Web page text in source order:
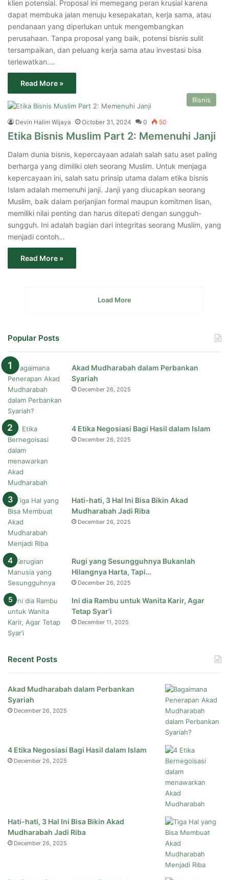
klien potensial. Proposal ini memegang peran krusial karena
dapat membuka jalan menuju kesepakatan, kerja sama, atau
pendanaan yang diperlukan untuk mengembangkan
perusahaan. Tanpa proposal yang baik, potensi bisnis sulit
tersampaikan, dan peluang kerja sama atau investasi bisa
terlewatkan.…
Read More »
Bisnis
Devin Halim Wijaya October 31, 2024 0 50
Etika Bisnis Muslim Part 2: Memenuhi Janji
Dalam dunia bisnis, kepercayaan adalah salah satu aset paling
berharga yang dimiliki oleh seorang Muslim. Untuk menjaga
kepercayaan ini, salah satu prinsip utama dalam etika bisnis
Islam adalah memenuhi janji. Janji yang diucapkan seorang
Muslim, baik dalam perjanjian formal maupun komitmen lisan,
memiliki nilai penting dan harus ditepati dengan sungguh-
sungguh. Ini adalah bagian dari integritas seorang Muslim, yang
menjadi contoh…
Read More »
Load More
Popular Posts
Akad Mudharabah dalam Perbankan
Syariah
December 26, 2025
4 Etika Negosiasi Bagi Hasil dalam Islam
December 26, 2025
Hati-hati, 3 Hal Ini Bisa Bikin Akad
Mudharabah Jadi Riba
December 26, 2025
Rugi yang Sesungguhnya Bukanlah
Hilangnya Harta, Tapi…
December 26, 2025
Ini dia Rambu untuk Wanita Karir, Agar
Tetap Syar’i
December 11, 2025
Recent Posts
Akad Mudharabah dalam Perbankan
Syariah
December 26, 2025
4 Etika Negosiasi Bagi Hasil dalam Islam
December 26, 2025
Hati-hati, 3 Hal Ini Bisa Bikin Akad
Mudharabah Jadi Riba
December 26, 2025